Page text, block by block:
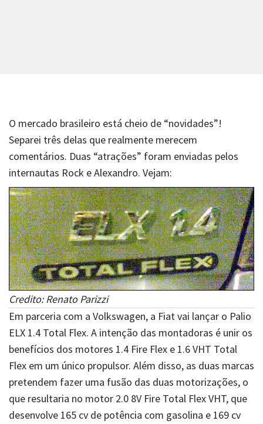
O mercado brasileiro está cheio de “novidades”!
Separei três delas que realmente merecem
comentários. Duas “atrações” foram enviadas pelos
internautas Rock e Alexandro. Vejam:
Credito: Renato Parizzi
Em parceria com a Volkswagen, a Fiat vai lançar o Palio
ELX 1.4 Total Flex. A intenção das montadoras é unir os
benefícios dos motores 1.4 Fire Flex e 1.6 VHT Total
Flex em um único propulsor. Além disso, as duas marcas
pretendem fazer uma fusão das duas motorizações, o
que resultaria no motor 2.0 8V Fire Total Flex VHT, que
desenvolve 165 cv de potência com gasolina e 169 cv